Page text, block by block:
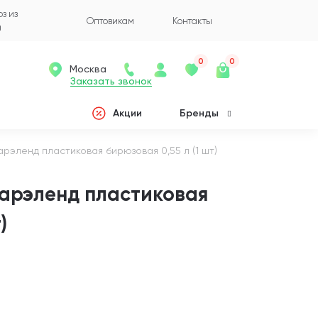
из
Оптовикам Контакты
Заказать звонок
Москва
0 0
Акции Бренды
пластиковая бирюзовая 0,55 л (1 шт)
пластиковая